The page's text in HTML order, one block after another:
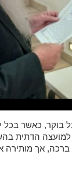
בוקר, כאשר בכל
הדתית
ברכה, אך